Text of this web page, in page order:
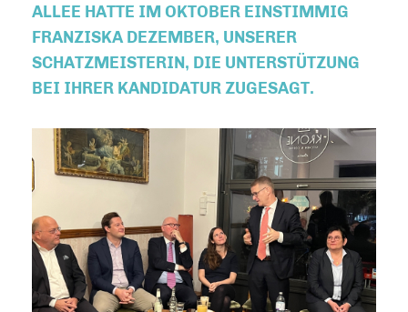
ALLEE HATTE IM OKTOBER EINSTIMMIG
FRANZISKA DEZEMBER, UNSERER
SCHATZMEISTERIN, DIE UNTERSTÜTZUNG
BEI IHRER KANDIDATUR ZUGESAGT.